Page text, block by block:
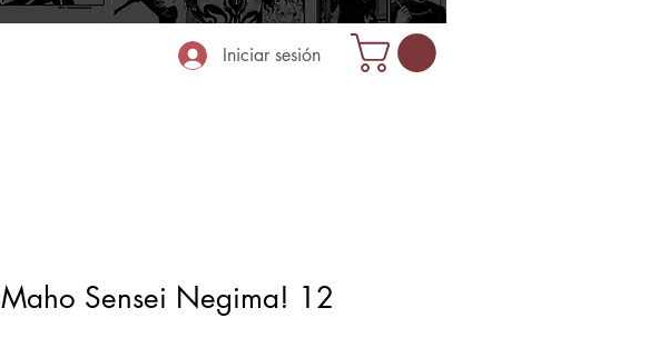
Iniciar sesión
Maho Sensei Negima! 12